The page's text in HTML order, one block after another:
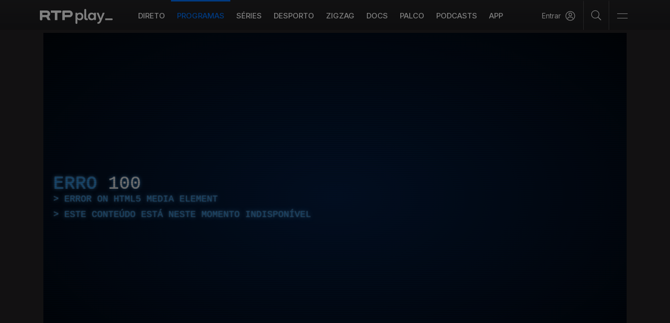
DIRETO PROGRAMAS SÉRIES DESPORTO ZIGZAG DOCS PALCO PODCASTS APP Entrar
ERRO 100
ERROR ON HTML5 MEDIA ELEMENT
ESTE CONTEÚDO ESTÁ NESTE MOMENTO INDISPONÍVEL